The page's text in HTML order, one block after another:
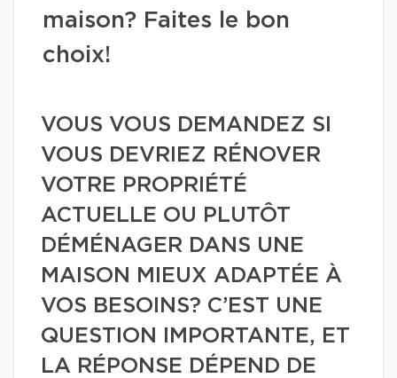
maison? Faites le bon
choix!
VOUS VOUS DEMANDEZ SI
VOUS DEVRIEZ RÉNOVER
VOTRE PROPRIÉTÉ
ACTUELLE OU PLUTÔT
DÉMÉNAGER DANS UNE
MAISON MIEUX ADAPTÉE À
VOS BESOINS? C’EST UNE
QUESTION IMPORTANTE, ET
LA RÉPONSE DÉPEND DE